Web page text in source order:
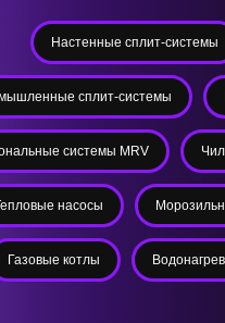
Настенные сплит-системы
сплит-системы
системы MRV
насосы
Газовые котлы